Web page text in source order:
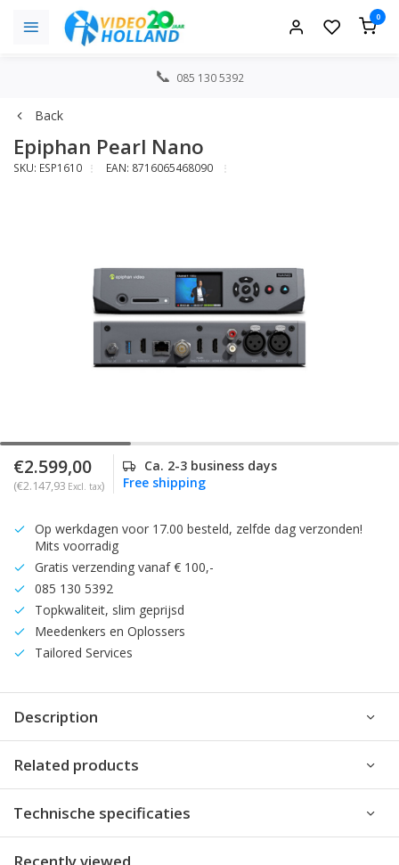
0
085 130 5392
Back
Epiphan Pearl Nano
SKU: ESP1610 EAN: 8716065468090
€2.599,00
(€2.147,93 Excl. tax)
Ca. 2-3 business days
Free shipping
Op werkdagen voor 17.00 besteld, zelfde dag verzonden!
Mits voorradig
Gratis verzending vanaf € 100,-
085 130 5392
Topkwaliteit, slim geprijsd
Meedenkers en Oplossers
Tailored Services
Description
Related products
Technische specificaties